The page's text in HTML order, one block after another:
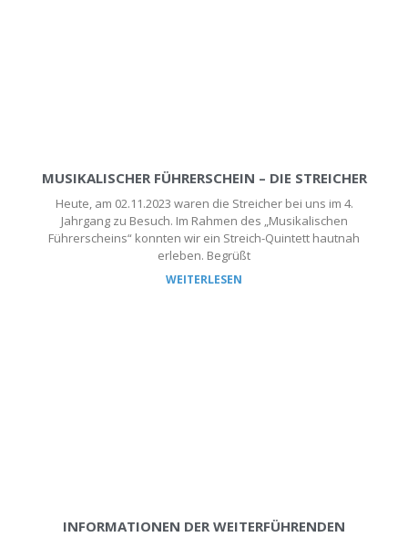
MUSIKALISCHER FÜHRERSCHEIN – DIE STREICHER
Heute, am 02.11.2023 waren die Streicher bei uns im 4.
Jahrgang zu Besuch. Im Rahmen des „Musikalischen
Führerscheins“ konnten wir ein Streich-Quintett hautnah
erleben. Begrüßt
WEITERLESEN
INFORMATIONEN DER WEITERFÜHRENDEN